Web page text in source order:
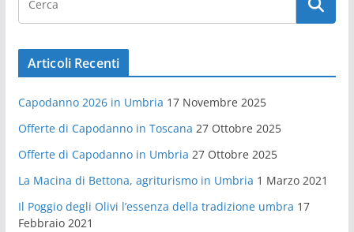
Articoli Recenti
Capodanno 2026 in Umbria 17 Novembre 2025
Offerte di Capodanno in Toscana 27 Ottobre 2025
Offerte di Capodanno in Umbria 27 Ottobre 2025
La Macina di Bettona, agriturismo in Umbria 1 Marzo 2021
Il Poggio degli Olivi l’essenza della tradizione umbra 17
Febbraio 2021